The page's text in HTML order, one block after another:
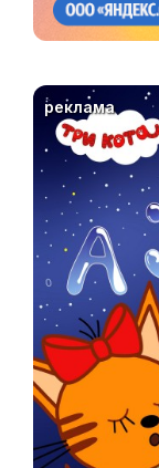
реклама